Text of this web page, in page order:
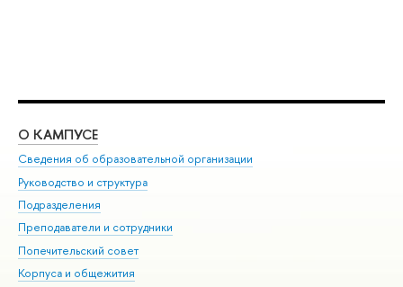
О КАМПУСЕ
Сведения об образовательной организации
Руководство и структура
Подразделения
Преподаватели и сотрудники
Попечительский совет
Корпуса и общежития